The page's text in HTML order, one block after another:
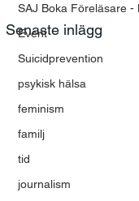
SAJ Boka Föreläsare -
Event
Suicidprevention
psykisk hälsa
feminism
familj
tid
journalism
Senaste inlägg